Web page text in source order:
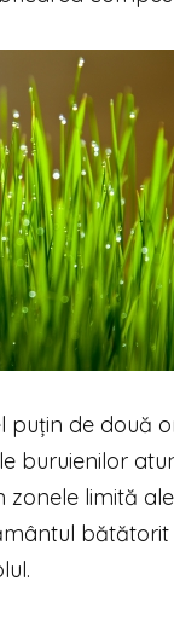
puțin de două
buruienilor
limită